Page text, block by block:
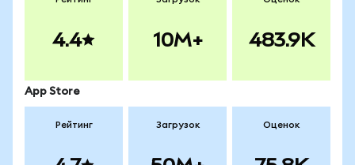
4.4 10M+ 483.9K
App Store
Рейтинг Загрузок Оценок